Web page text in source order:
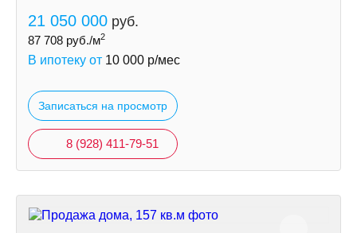
21 050 000 руб.
87 708 руб./м2
В ипотеку от 10 000 р/мес
Записаться на просмотр
8 (928) 411-79-51